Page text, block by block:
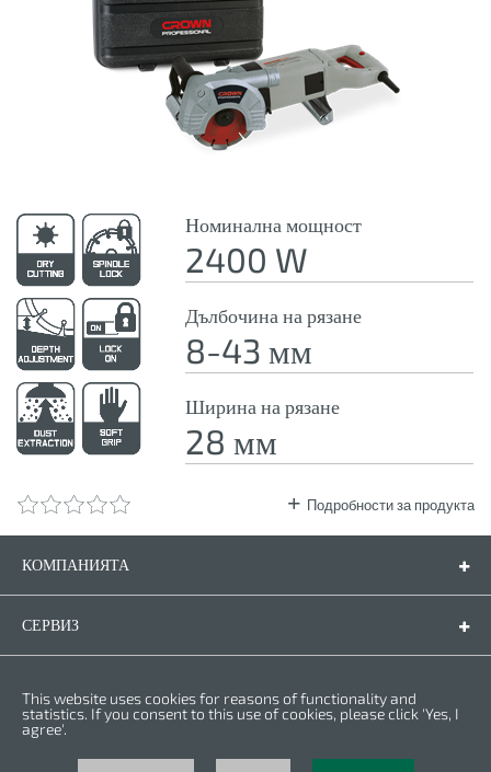
Номинална мощност
2400 W
Дълбочина на рязане
8-43 мм
Ширина на рязане
28 мм
Подробности за продукта
КОМПАНИЯТА
СЕРВИЗ
Гаранционни условия
Политика за личните данни
Бисквитки
Права © 2025 CROWN. Всички права са запазени. CROWN е регистрирана
търговска марка. | CROWN принадлежи към Merit Link group.
This website uses cookies for reasons of functionality and
statistics. If you consent to this use of cookies, please click 'Yes, I
agree'.